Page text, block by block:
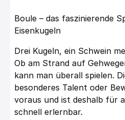
Boule – das faszinierende
Eisenkugeln
Drei Kugeln, ein Schwein
Ob am Strand auf
kann man überall spielen.
besonderes Talent oder
voraus und ist deshalb für
schnell erlernbar.